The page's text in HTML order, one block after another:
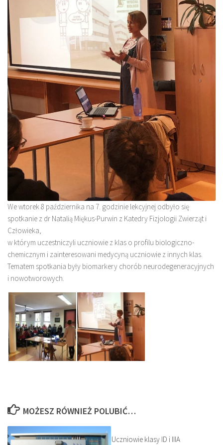
We wtorek 8 października na 7. godzinie lekcyjnej odbyło się
spotkanie z dr Natalią Miękus-Purwin z Katedry Fizjologii Zwierząt i
Człowieka,
w którym uczestniczyli uczniowie z klas o profilu biologiczno-
chemicznym i zainteresowani medycyną uczniowie z innych klas.
Tematem spotkania były biomarkery chorób neurodegeneracyjnych
i nowotworowych.
MOŻESZ RÓWNIEŻ POLUBIĆ…
Uczniowie klasy ID i IIIA